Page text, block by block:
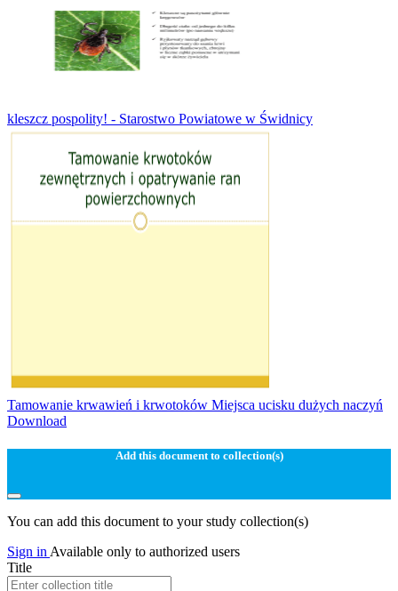
kleszcz pospolity! - Starostwo Powiatowe w Świdnicy
Tamowanie krwawień i krwotoków Miejsca ucisku dużych naczyń
Download
Add this document to collection(s)
You can add this document to your study collection(s)
Sign in Available only to authorized users
Title